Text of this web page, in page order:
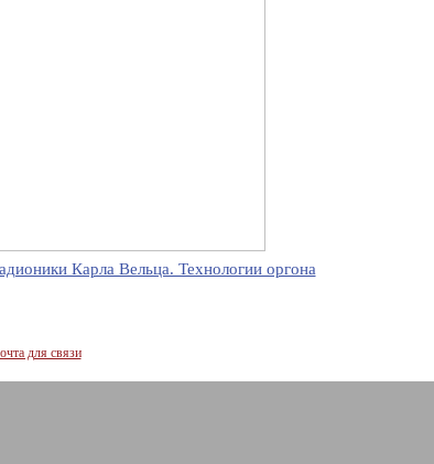
Карла Вельца. Технологии оргона
для связи